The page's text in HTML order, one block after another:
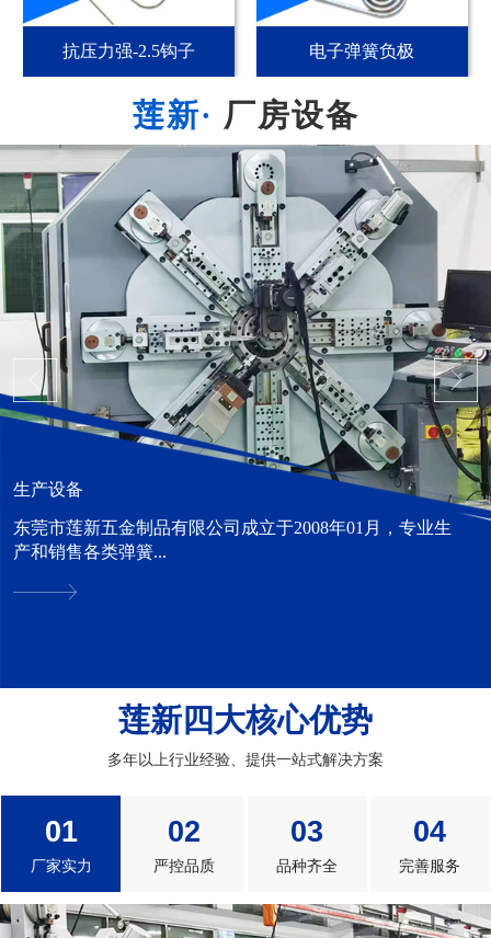
抗压力强-2.5钩子 电子弹簧负极
厂房设备
生产设备
东莞市莲新五金制品有限公司成立于2008年01月，专业生
产和销售各类弹簧...
莲新四大核心优势
多年以上行业经验、提供一站式解决方案
01
厂家实力
02
严控品质
03
品种齐全
04
完善服务